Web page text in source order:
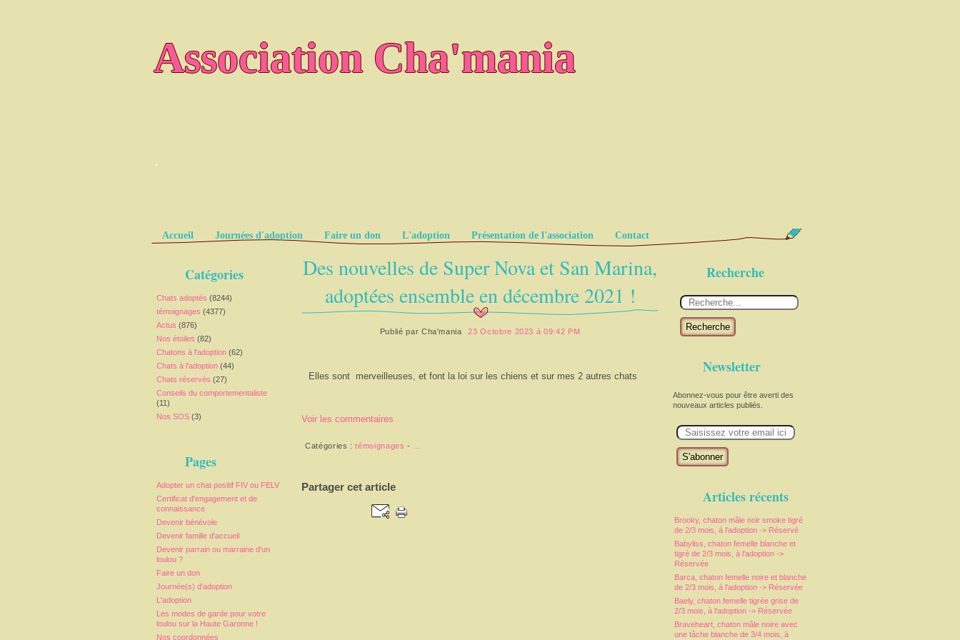
Association Cha'mania
.
Pages
Accueil Journées d'adoption Faire un don L'adoption Présentation de l'association Contact
Catégories
Chats adoptés (8244)
témoignages (4377)
Actus (876)
Nos étoiles (82)
Chatons à l'adoption (62)
Chats à l'adoption (44)
Chats réservés (27)
Conseils du comportementaliste
(11)
Nos SOS (3)
Pages
Adopter un chat positif FIV ou FELV
Certificat d'engagement et de
connaissance
Devenir bénévole
Devenir famille d'accueil
Devenir parrain ou marraine d'un
loulou ?
Faire un don
Journée(s) d'adoption
L'adoption
Les modes de garde pour votre
loulou sur la Haute Garonne !
Nos coordonnées
Recherche
Recherche
Newsletter
Abonnez-vous pour être averti des
nouveaux articles publiés.
m
Articles récents
Brooky, chaton mâle noir smoke tigré
de 2/3 mois, à l'adoption -> Réservé
Babyliss, chaton femelle blanche et
tigré de 2/3 mois, à l'adoption ->
Réservée
Barca, chaton femelle noire et blanche
de 2/3 mois, à l'adoption -> Réservée
Baely, chaton femelle tigrée grise de
2/3 mois, à l'adoption -> Réservée
Braveheart, chaton mâle noire avec
une tâche blanche de 3/4 mois, à
Des nouvelles de Super Nova et San Marina,
adoptées ensemble en décembre 2021 !
Publié par Cha'mania 23 Octobre 2023 à 09:42 PM
Elles sont merveilleuses, et font la loi sur les chiens et sur mes 2 autres chats
Voir les commentaires
Catégories :témoignages -
Partager cet article